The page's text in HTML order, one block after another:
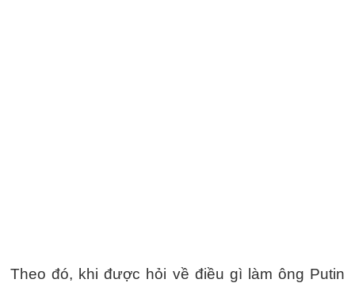
Theo đó, khi được hỏi về điều gì làm ông Putin